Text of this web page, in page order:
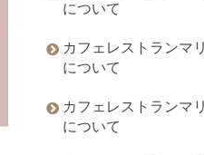
について
カフェレストラン
について
カフェレストラン
について